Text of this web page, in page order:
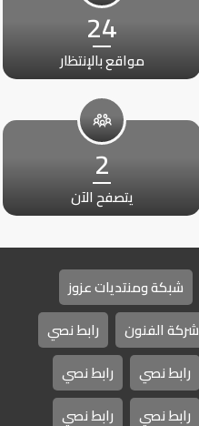
24
مواقع بالإنتظار
2
يتصفح الآن
شبكة ومنتديات عزوز
شركة الفنون
رابط نصي
رابط نصي
رابط نصي
رابط نصي رابط نصي